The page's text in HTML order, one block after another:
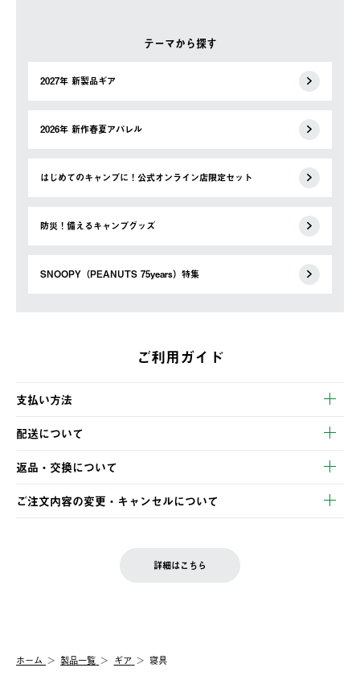
テーマから探す
2027年 新製品ギア
2026年 新作春夏アパレル
はじめてのキャンプに！公式オンライン店限定セット
防災！備えるキャンプグッズ
SNOOPY（PEANUTS 75years）特集
ご利用ガイド
支払い方法
以下のいずれかの方法でお支払いいただけます。
・クレジットカード決済
・コンビニ決済
・Pay-easy決済
配送について
【発送スケジュール】
ご注文・ご入金完了より2営業日以内に商品を発送いたします。
土日祝の発送はございませんので、木曜日以降のご注文は週明け
の発送となる場合がございます。
【配送業者】
佐川急便にて配送されます。
返品・交換について
※お客様都合の場合
お客様都合の返品にかかる送料は、お客様ご負担とさせていただ
一度お手元の商品を返品いただき、ご希望商品を再注文してくだ
ご注文内容の変更・キャンセルについて
LOGOS FAMILY会員の方は、会員マイページ内 購入履歴画面に
詳細はこちら
ホーム 製品一覧 ギア 寝具